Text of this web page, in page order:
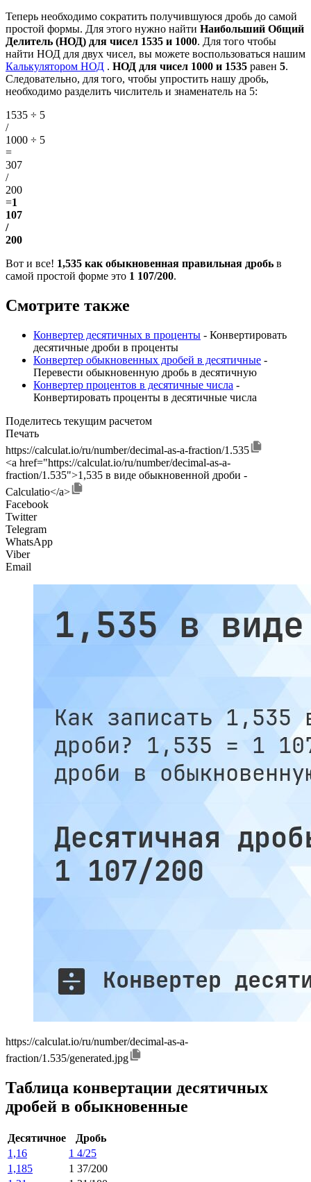
Теперь необходимо сократить получившуюся дробь до самой
простой формы. Для этого нужно найти Наибольший Общий
Делитель (НОД) для чисел 1535 и 1000. Для того чтобы
найти НОД для двух чисел, вы можете воспользоваться нашим
Калькулятором НОД . НОД для чисел 1000 и 1535 равен 5.
Следовательно, для того, чтобы упростить нашу дробь,
необходимо разделить числитель и знаменатель на 5:
1535 ÷ 5
/
1000 ÷ 5
=
307
/
200
=1
107
/
200
Вот и все! 1,535 как обыкновенная правильная дробь в
самой простой форме это 1 107/200.
Смотрите также
Конвертер десятичных в проценты - Конвертировать
десятичные дроби в проценты
Конвертер обыкновенных дробей в десятичные -
Перевести обыкновенную дробь в десятичную
Конвертер процентов в десятичные числа -
Конвертировать проценты в десятичные числа
Поделитесь текущим расчетом
Печать
https://calculat.io/ru/number/decimal-as-a-fraction/1.535
<a href="https://calculat.io/ru/number/decimal-as-a-
fraction/1.535">1,535 в виде обыкновенной дроби -
Calculatio</a>
Facebook
Twitter
Telegram
WhatsApp
Viber
Email
https://calculat.io/ru/number/decimal-as-a-
fraction/1.535/generated.jpg
Таблица конвертации десятичных
дробей в обыкновенные
Десятичное
Дробь
1,16
1 4/25
1,185
1 37/200